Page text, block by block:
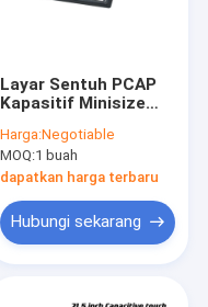
Layar Sentuh PCAP
Kapasitif Minisize
10.4 Inch
Harga:Negotiable
MOQ:1 buah
dapatkan harga terbaru
Hubungi sekarang